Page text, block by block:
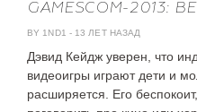
GAMESCOM-2013:
BY 1ND1 - 13 ЛЕТ НАЗАД
Дэвид Кейдж уверен, что
видеоигры играют дети и
расширяется. Его